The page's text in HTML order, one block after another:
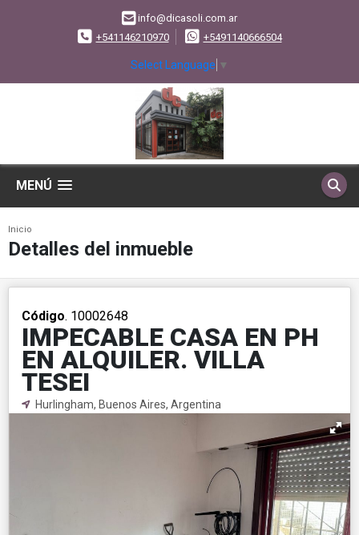
info@dicasoli.com.ar
+541146210970
+5491140666504
Select Language ▼
MENÚ
Inicio
Detalles del inmueble
Código. 10002648
IMPECABLE CASA EN PH
EN ALQUILER. VILLA
TESEI
Hurlingham, Buenos Aires, Argentina